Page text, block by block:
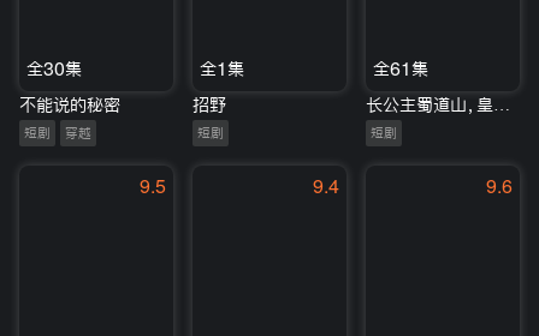
全30集
不能说的秘密
短剧 穿越
全1集
招野
短剧
全61集
长公主蜀道山，皇帝连夜下诏罪己
短剧
9.5 9.4 9.6